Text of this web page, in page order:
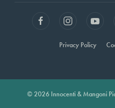
Privacy Policy
© 2026 Innocenti & Mangoni